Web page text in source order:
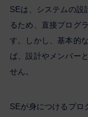
SEは、システムの設
るため、直接プログ
す。しかし、基本的
ば、設計やメンバー
せん。
SEが身につけるプロ